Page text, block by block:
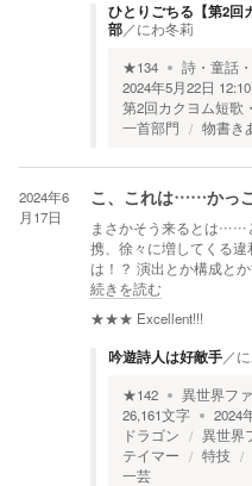
ひとりごちる【第2回
部／にわ冬莉
★134 詩・童話
2024年5月22日 12:10
第2回カクヨム短歌
一首部門
物書き
2024年6
月17日
こ、これは……かっ
まさかそう来るとは……
携、徐々に増してくる
は！？ 演出とか構成と
続きを読む
★★★ Excellent!!!
吟遊詩人は好敵手／
★142 異世界フ
26,161文字 2024
ドラゴン
異世界
テイマー
特技
一芸